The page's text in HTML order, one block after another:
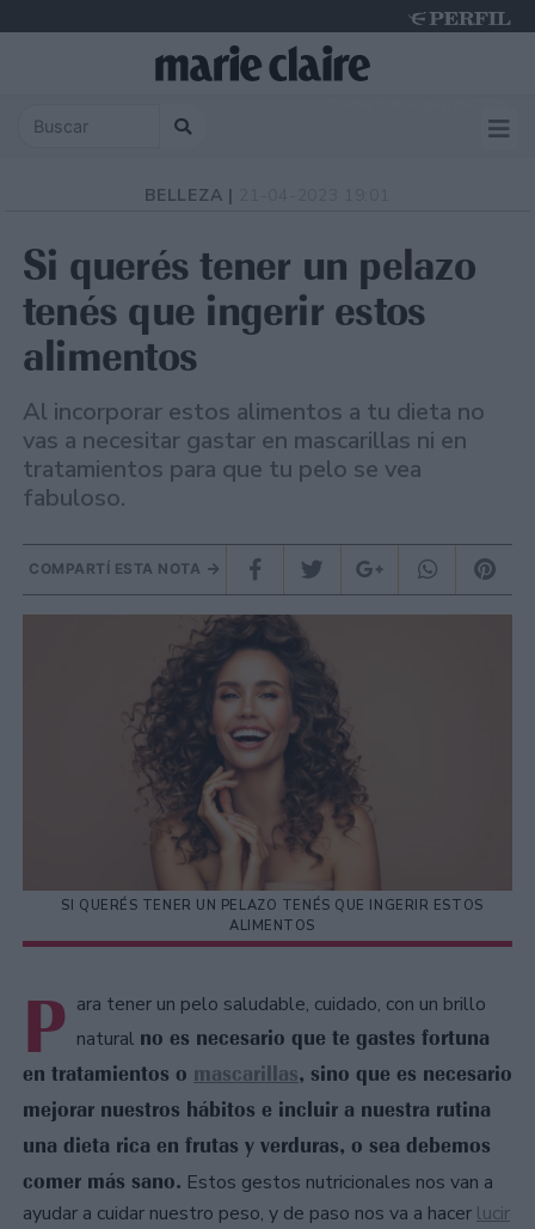
BELLEZA |
Si querés tener un pelazo
tenés que ingerir estos
alimentos
Al incorporar estos alimentos a tu dieta no
vas a necesitar gastar en mascarillas ni en
tratamientos para que tu pelo se vea
fabuloso.
COMPARTÍ ESTA NOTA
SI QUERÉS TENER UN PELAZO TENÉS QUE INGERIR ESTOS
ALIMENTOS
P ara tener un pelo saludable, cuidado, con un brillo
natural no es necesario que te gastes fortuna
en tratamientos o mascarillas, sino que es necesario
mejorar nuestros hábitos e incluir a nuestra rutina
una dieta rica en frutas y verduras, o sea debemos
comer más sano. Estos gestos nutricionales nos van a
ayudar a cuidar nuestro peso, y de paso nos va a hacer lucir